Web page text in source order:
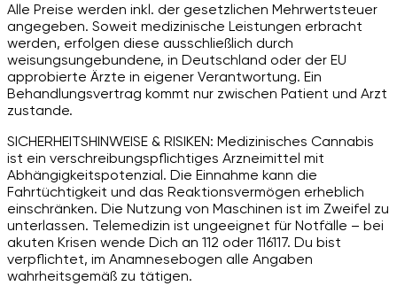
Alle Preise werden inkl. der gesetzlichen Mehrwertsteuer
angegeben. Soweit medizinische Leistungen erbracht
werden, erfolgen diese ausschließlich durch
weisungsungebundene, in Deutschland oder der EU
approbierte Ärzte in eigener Verantwortung. Ein
Behandlungsvertrag kommt nur zwischen Patient und Arzt
zustande.
SICHERHEITSHINWEISE & RISIKEN: Medizinisches Cannabis
ist ein verschreibungspflichtiges Arzneimittel mit
Abhängigkeitspotenzial. Die Einnahme kann die
Fahrtüchtigkeit und das Reaktionsvermögen erheblich
einschränken. Die Nutzung von Maschinen ist im Zweifel zu
unterlassen. Telemedizin ist ungeeignet für Notfälle – bei
akuten Krisen wende Dich an 112 oder 116117. Du bist
verpflichtet, im Anamnesebogen alle Angaben
wahrheitsgemäß zu tätigen.